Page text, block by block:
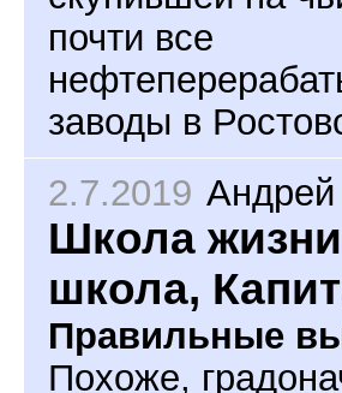
почти все
заводы в
2.7.2019
Школа жизни
школа,
Правильные
Похоже,